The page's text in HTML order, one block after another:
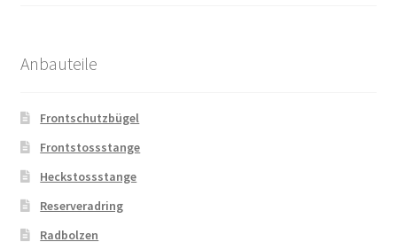
Anbauteile
Frontschutzbügel
Frontstossstange
Heckstossstange
Reserveradring
Radbolzen